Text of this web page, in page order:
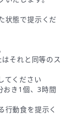
状態で提示くだ
それと同等のス
てください
おき1個、3時間
行動食を提示く